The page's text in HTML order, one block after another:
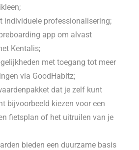
individuele professionalisering;
app om alvast
Kentalis;
met toegang tot meer
via GoodHabitz;
dat je zelf kunt
bijvoorbeeld kiezen voor een
fietsplan of het uitruilen van je
bieden een duurzame basis